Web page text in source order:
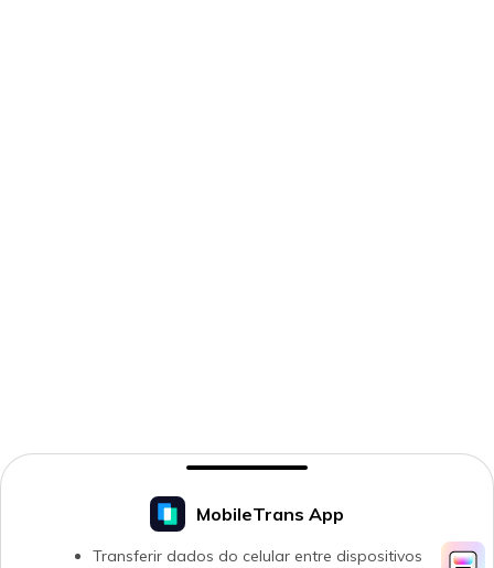
MobileTrans App
Transferir dados do celular entre dispositivos